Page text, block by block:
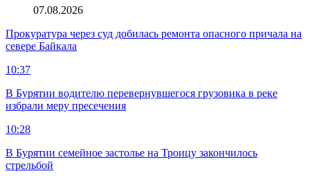
07.08.2026
Прокуратура через суд добилась ремонта опасного причала на
севере Байкала
10:37
В Бурятии водителю перевернувшегося грузовика в реке
избрали меру пресечения
10:28
В Бурятии семейное застолье на Троицу закончилось
стрельбой